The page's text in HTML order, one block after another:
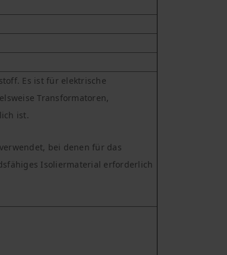
Es ist für elektrische
Transformatoren,
ist.
bei denen für das
Isoliermaterial erforderlich